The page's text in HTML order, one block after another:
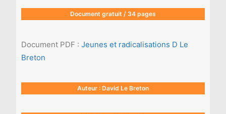
Document gratuit / 34 pages
Document PDF : Jeunes et radicalisations D Le
Breton
Auteur : David Le Breton